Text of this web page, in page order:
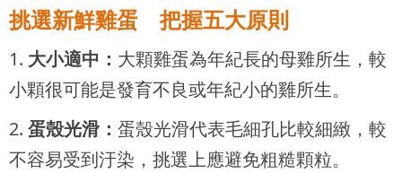
挑選新鮮雞蛋 把握五大原則
1. 大小適中： 大顆雞蛋為年紀長的母雞所生，較
小顆很可能是發育不良或年紀小的雞所生。
2. 蛋殼光滑： 蛋殼光滑代表毛細孔比較細緻，較
不容易受到汙染，挑選上應避免粗糙顆粒。